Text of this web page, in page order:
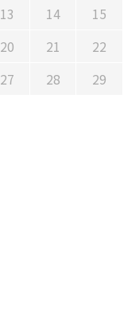
13 14
15
20 21
22
27 28
29